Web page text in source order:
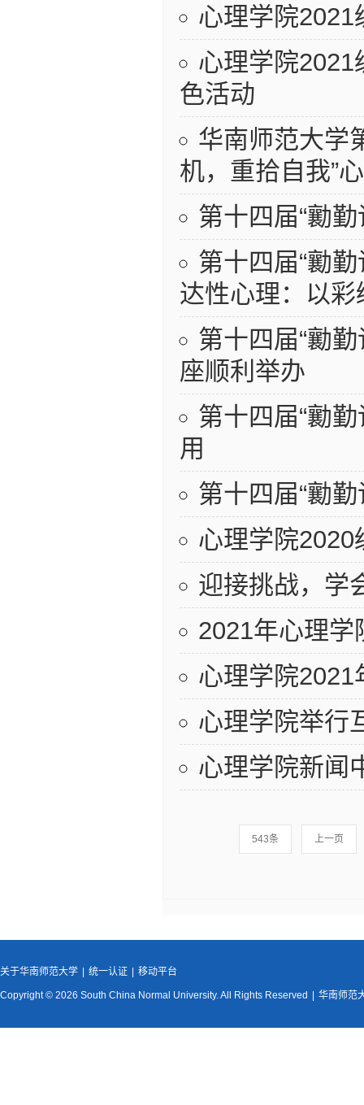
心理学院
心理学院2021
色活动
华南师范大学
机，重拾自我”
第十四届“勷
第十四届“勷
达性心理：以彩
第十四届“勷
座顺利举办
第十四届“勷
用
第十四届“勷
心理学院
迎接挑战，学
2021年心理
心理学院2021
心理学院举行
心理学院新闻
543条 上一页
关于华南师范大学 统一认证 移动平台
Copyright © 2026 South China Normal University. All Rights Reserved 华南师范